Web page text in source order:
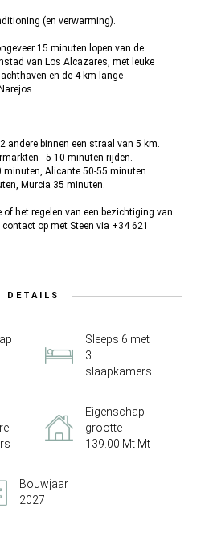
(en verwarming).
15 minuten lopen van de
van Los Alcazares, met leuke
en de 4 km lange
andere binnen een straal van 5 km.
- 5-10 minuten rijden.
minuten, Alicante 50-55 minuten.
Murcia 35 minuten.
het regelen van een bezichtiging van
op met Steen via +34 621
DETAILS
Sleeps 6 met
3
slaapkamers
Eigenschap
grootte
139.00 Mt Mt
Bouwjaar
2027